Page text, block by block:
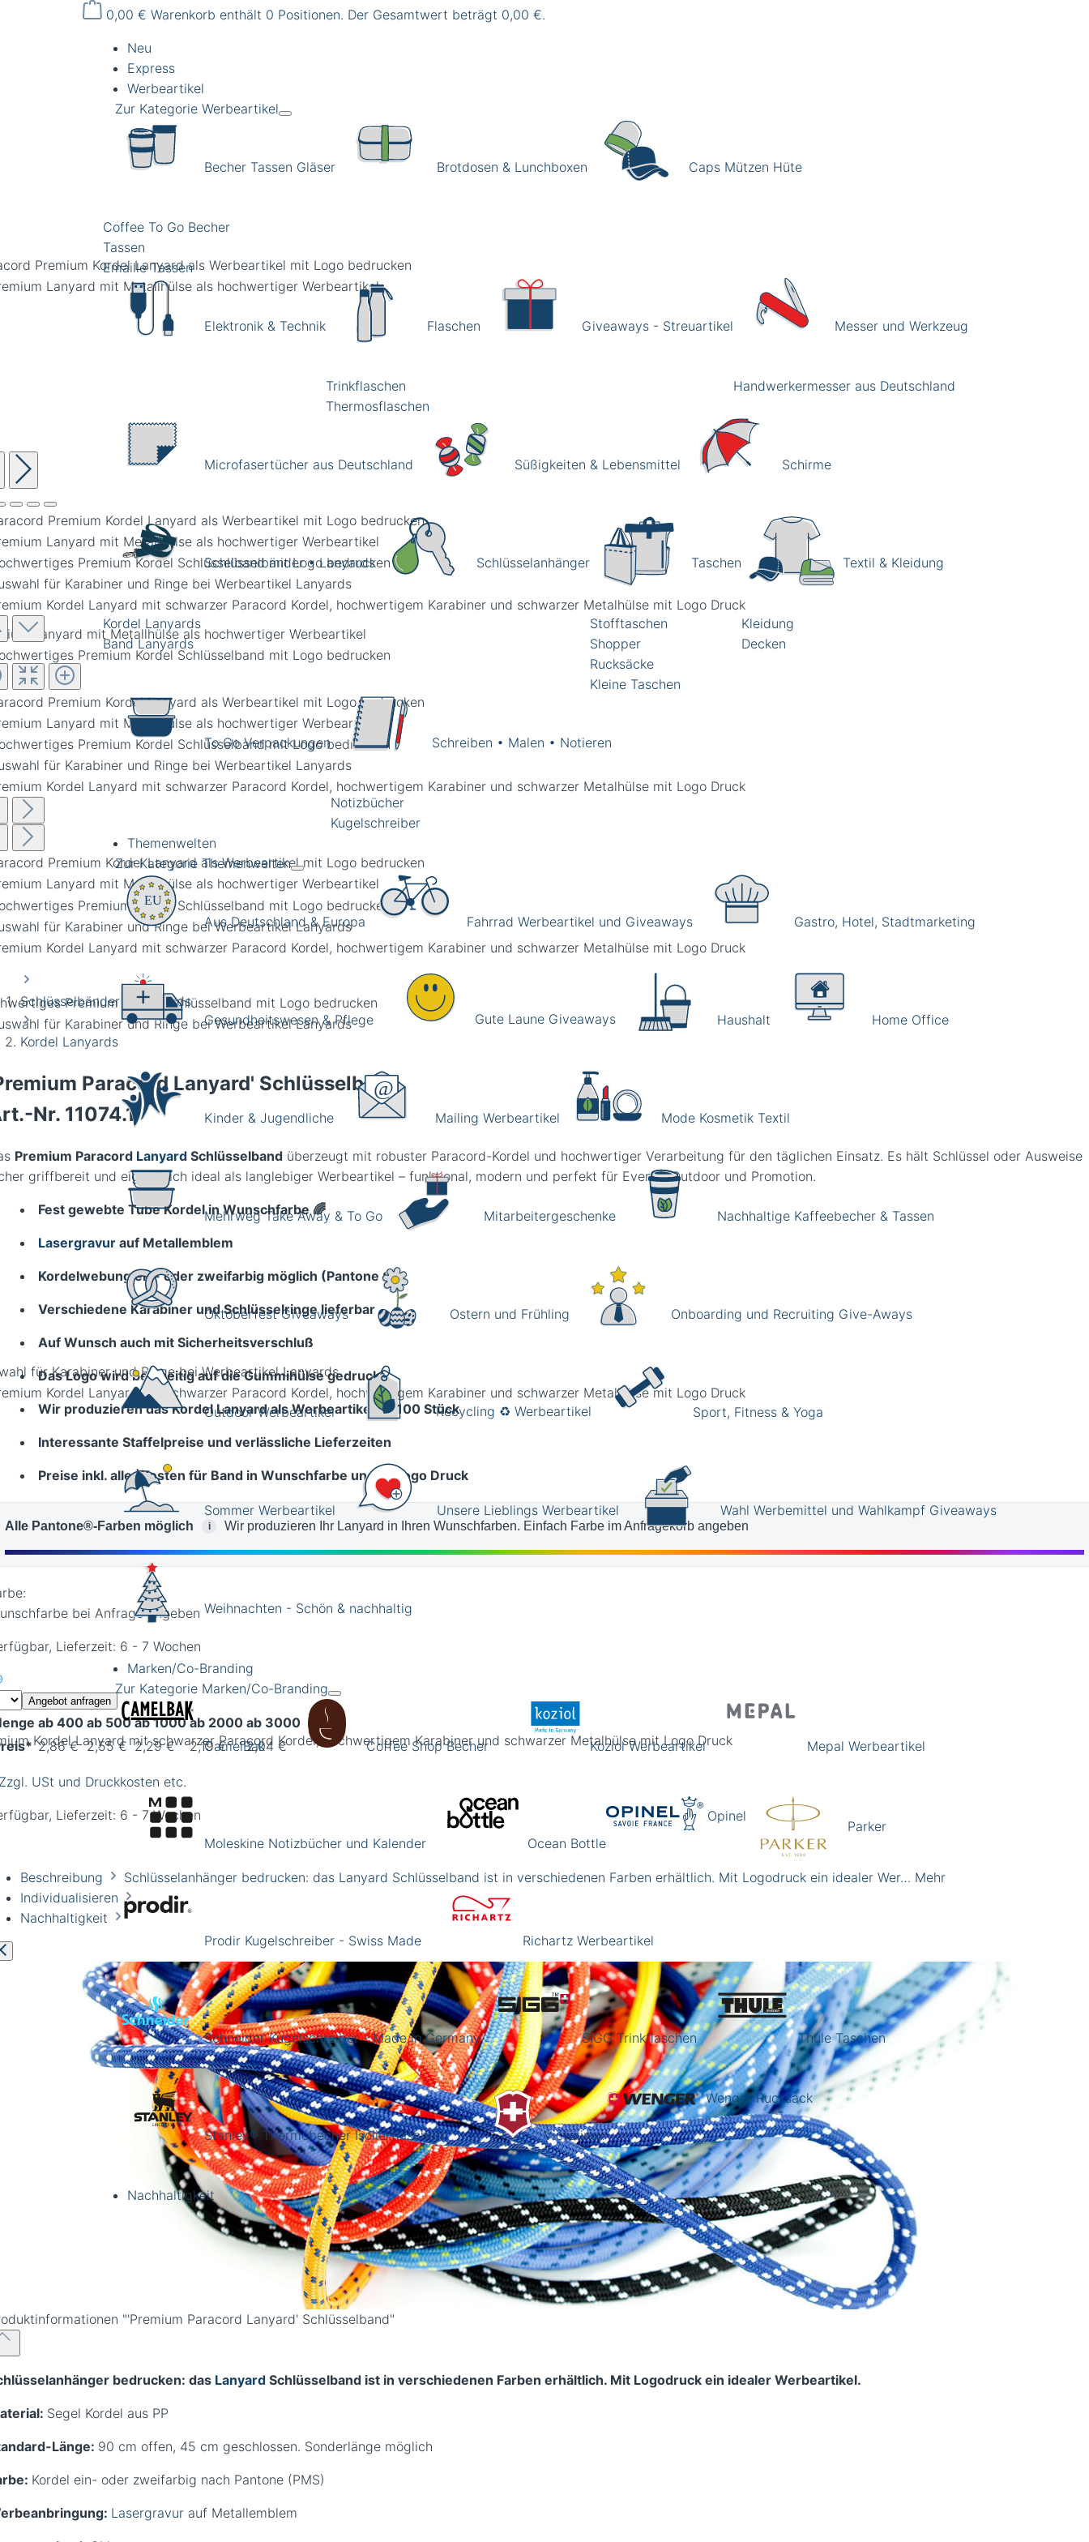
0,00 € Warenkorb enthält 0 Positionen. Der Gesamtwert beträgt 0,00 €.
Neu
Express
Werbeartikel
Zur Kategorie Werbeartikel
Becher Tassen Gläser
Coffee To Go Becher
Tassen
Emaille Tassen
Brotdosen & Lunchboxen Caps Mützen Hüte
Elektronik & Technik Flaschen
Trinkflaschen
Thermosflaschen
Giveaways - Streuartikel Messer und Werkzeug
Handwerkermesser aus Deutschland
Microfasertücher aus Deutschland Süßigkeiten & Lebensmittel Schirme
Schlüsselbänder • Lanyards
Kordel Lanyards
Band Lanyards
Schlüsselanhänger Taschen
Stofftaschen
Shopper
Rucksäcke
Kleine Taschen
Textil & Kleidung
Kleidung
Decken
To Go Verpackungen Schreiben • Malen • Notieren
Notizbücher
Kugelschreiber
Themenwelten
Zur Kategorie Themenwelten
Aus Deutschland & Europa Fahrrad Werbeartikel und Giveaways Gastro, Hotel, Stadtmarketing
Gesundheitswesen & Pflege Gute Laune Giveaways Haushalt Home Office
Kinder & Jugendliche Mailing Werbeartikel Mode Kosmetik Textil
Mehrweg Take Away & To Go Mitarbeitergeschenke Nachhaltige Kaffeebecher & Tassen
Oktoberfest Giveaways Ostern und Frühling Onboarding und Recruiting Give-Aways
Outdoor Werbeartikel Recycling ♻️ Werbeartikel Sport, Fitness & Yoga
Sommer Werbeartikel Unsere Lieblings Werbeartikel Wahl Werbemittel und Wahlkampf Giveaways
Weihnachten - Schön & nachhaltig
Marken/Co-Branding
Zur Kategorie Marken/Co-Branding
CamelBak Coffee Shop Becher Koziol Werbeartikel Mepal Werbeartikel
Moleskine Notizbücher und Kalender Ocean Bottle
Opinel
Parker
Prodir Kugelschreiber - Swiss Made Richartz Werbeartikel
Schneider Kugelschreiber - Made in Germany SIGG Trinkflaschen Thule Taschen
Stanley® Thermobecher Isolierflaschen Victorinox
Wenger Rucksack
Nachhaltigkeit
Premium Kordel Lanyard als Werbeartikel mit Logo bedrucken
Lanyard mit Metallhülse als hochwertiger Werbeartikel
Premium Kordel Schlüsselband mit Logo bedrucken
für Karabiner und Ringe bei Werbeartikel Lanyards
Kordel Lanyard mit schwarzer Paracord Kordel, hochwertigem Karabiner und schwarzer Metalhülse mit Logo Druck
Schlüsselbänder • Lanyards
Kordel Lanyards
Paracord Lanyard' Schlüsselband
Nr. 11074.1
Premium Paracord Lanyard Schlüsselband überzeugt mit robuster Paracord-Kordel und hochwertiger Verarbeitung für den täglichen Einsatz. Es hält Schlüssel oder Ausweise
griffbereit und eignet sich ideal als langlebiger Werbeartikel – funktional, modern und perfekt für Events, Outdoor und Promotion.
Fest gewebte Tube Kordel in Wunschfarbe 🌈
Lasergravur auf Metallemblem
Kordelwebung ein- oder zweifarbig möglich (Pantone C)
Verschiedene Karabiner und Schlüsselringe lieferbar
Auf Wunsch auch mit Sicherheitsverschluß
Das Logo wird beidseitig auf die Gummihülse gedruckt
Wir produzieren das Kordel Lanyard als Werbeartikel ab 100 Stück
Interessante Staffelpreise und verlässliche Lieferzeiten
Preise inkl. aller Kosten für Band in Wunschfarbe und 1c Logo Druck
Alle Pantone®-Farben möglich i Wir produzieren Ihr Lanyard in Ihren Wunschfarben. Einfach Farbe im Anfragekorb angeben
bei Anfrage angeben
Lieferzeit: 6 - 7 Wochen
Angebot anfragen
ab 400 ab 500 ab 1000 ab 2000 ab 3000
2,86 € 2,55 € 2,29 € 2,19 € 2,04 €
USt und Druckkosten etc.
Lieferzeit: 6 - 7 Wochen
Beschreibung Schlüsselanhänger bedrucken: das Lanyard Schlüsselband ist in verschiedenen Farben erhältlich. Mit Logodruck ein idealer Wer… Mehr
Individualisieren
Nachhaltigkeit
"'Premium Paracord Lanyard' Schlüsselband"
bedrucken: das Lanyard Schlüsselband ist in verschiedenen Farben erhältlich. Mit Logodruck ein idealer Werbeartikel.
Segel Kordel aus PP
Länge: 90 cm offen, 45 cm geschlossen. Sonderlänge möglich
Kordel ein- oder zweifarbig nach Pantone (PMS)
Lasergravur auf Metallemblem